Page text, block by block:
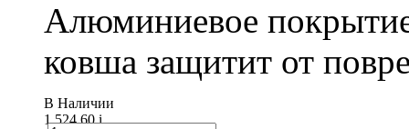
Алюминиевое
ковша защитит от
В Наличии
1 524.60i